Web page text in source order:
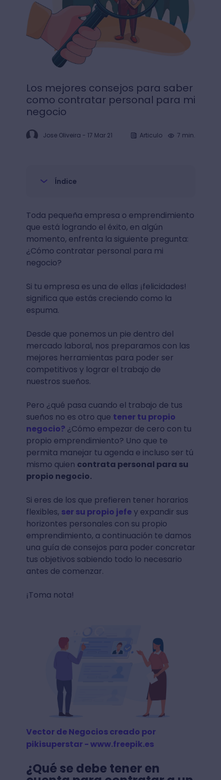
Los mejores consejos para saber
como contratar personal para mi
negocio
Jose Oliveira - 17 Mar 21 Articulo 7 min.
Índice
Toda pequeña empresa o emprendimiento
que está logrando el éxito, en algún
momento, enfrenta la siguiente pregunta:
¿Cómo contratar personal para mi
negocio?
Si tu empresa es una de ellas ¡felicidades!
significa que estás creciendo como la
espuma.
Desde que ponemos un pie dentro del
mercado laboral, nos preparamos con las
mejores herramientas para poder ser
competitivos y lograr el trabajo de
nuestros sueños.
Pero ¿qué pasa cuando el trabajo de tus
sueños no es otro que tener tu propio
negocio?¿Cómo empezar de cero con tu
propio emprendimiento? Uno que te
permita manejar tu agenda e incluso ser tú
mismo quien contrata personal para su
propio negocio.
Si eres de los que prefieren tener horarios
flexibles, ser su propio jefey expandir sus
horizontes personales con su propio
emprendimiento, a continuación te damos
una guía de consejos para poder concretar
tus objetivos sabiendo todo lo necesario
antes de comenzar.
¡Toma nota!
Vector de Negocios creado por
pikisuperstar - www.freepik.es
¿Qué se debe tener en